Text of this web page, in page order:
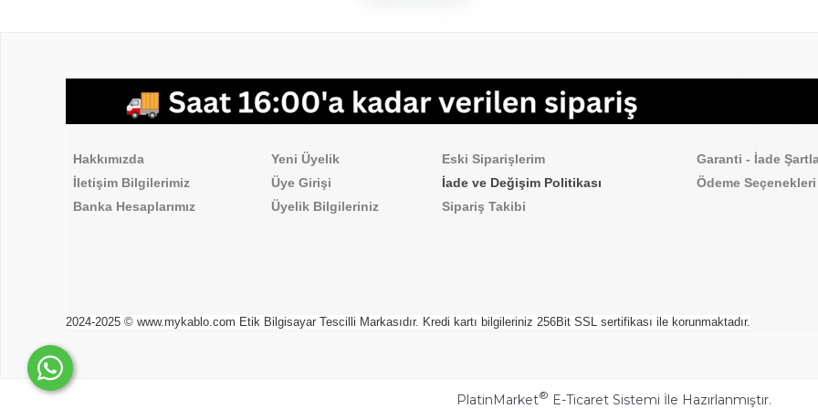
Hakkımızda Sipariş İşlemleri
Hakkımızda Yeni Üyelik Eski Siparişlerim
Garanti - İade
İletişim Bilgilerimiz
Üye Girişi İade ve Değişim Politikası Ödeme Seçenekleri
Banka Hesaplarımız
Üyelik Bilgileriniz Sipariş Takibi
2024-2025 © www.mykablo.com Etik Bilgisayar Tescilli Markasıdır. Kredi kartı bilgileriniz 256Bit SSL sertifikası ile korunmaktadır.
PlatinMarket® E-Ticaret Sistemi İle Hazırlanmıştır.